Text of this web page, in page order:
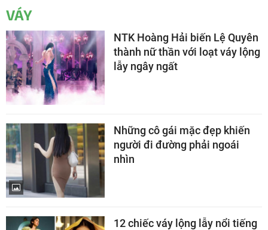
VÁY
NTK Hoàng Hải biến Lệ Quyên
thành nữ thần với loạt váy lộng
lẫy ngây ngất
Những cô gái mặc đẹp khiến
người đi đường phải ngoái
nhìn
12 chiếc váy lộng lẫy nổi tiếng